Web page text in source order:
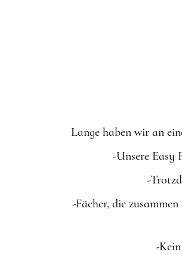
Lange haben wir an
-Unsere Easy
-
-Fächer, die
-